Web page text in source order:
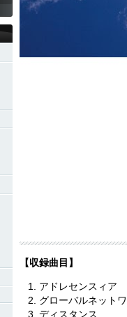
【収録曲目】
アドレセンスィア
グローバルネットワ
ディスタンス